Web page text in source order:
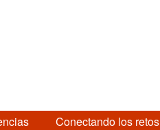
Conectando los retos